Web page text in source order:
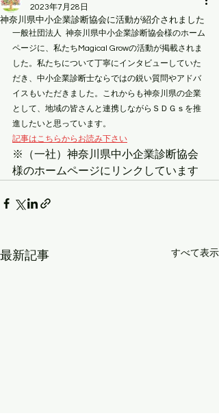
神奈川県中小企業診断協会に活動が紹介されました
2023年7月28日
一般社団法人  神奈川県中小企業診断協会様のホーム
ページに、私たちMagical Growの活動が掲載されま
した。私たちについて丁寧にインタビューしていた
だき、中小企業診断士ならではの鋭い質問やアドバ
イスもいただきました。これからも神奈川県の企業
として、地域の皆さんと連携しながらＳＤＧｓを推
進したいと思っています。
記事はこちらからお読み下さい
※（一社）神奈川県中小企業診断協会
様のホームページにリンクしています
最新記事 すべて表示